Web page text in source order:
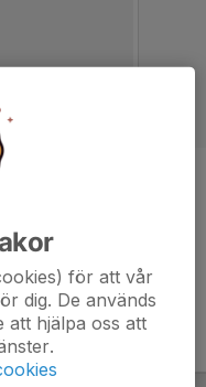
för att vår
dig. De används
att hjälpa oss att